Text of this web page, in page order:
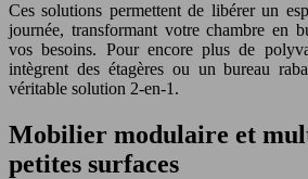
Ces solutions permettent de libérer un
journée, transformant votre chambre en
vos besoins. Pour encore plus de
intègrent des étagères ou un bureau
véritable solution 2-en-1.
Mobilier modulaire et
petites surfaces